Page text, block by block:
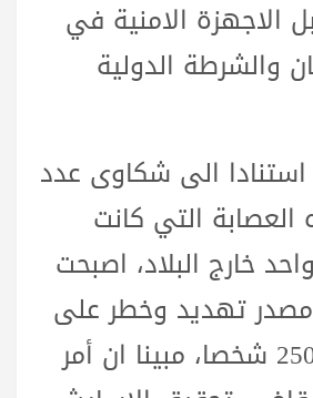
الاجهزة الامنية في
والشرطة الدولية
استنادا الى شكاوى عدد
التي كانت
خارج البلاد، اصبحت
تهديد وخطر على
حياة اكثر من 250 شخصا، مبينا ان أمر